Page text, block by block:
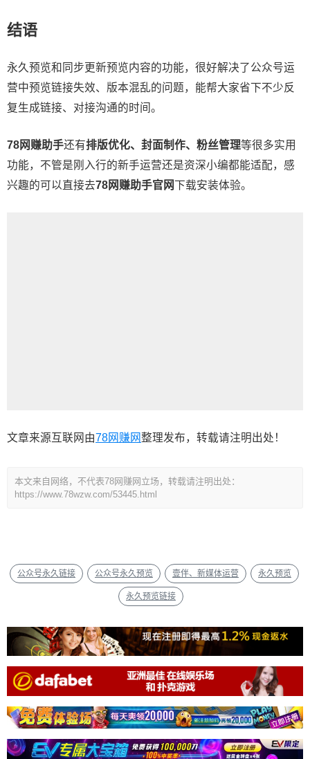
结语
永久预览和同步更新预览内容的功能，很好解决了公众号运
营中预览链接失效、版本混乱的问题，能帮大家省下不少反
复生成链接、对接沟通的时间。
78网赚助手还有排版优化、封面制作、粉丝管理等很多实用
功能，不管是刚入行的新手运营还是资深小编都能适配，感
兴趣的可以直接去78网赚助手官网下载安装体验。
文章来源互联网由78网赚网整理发布，转载请注明出处！
本文来自网络，不代表78网赚网立场，转载请注明出处：
https://www.78wzw.com/53445.html
公众号永久链接 公众号永久预览 壹伴、新媒体运营 永久预览
永久预览链接